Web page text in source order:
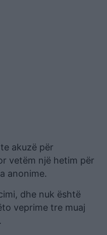
akuzë për
vetëm një hetim për
anonime.
dhe nuk është
veprime tre muaj